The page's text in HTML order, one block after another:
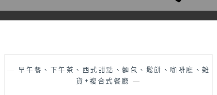
— 早午餐、下午茶、西式甜點、麵包、鬆餅、咖啡廳、雜
貨+複合式餐廳 —